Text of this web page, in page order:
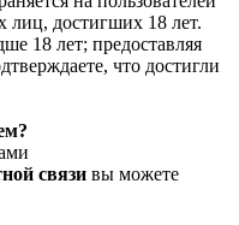
достигших 18 лет.
18 лет; предоставляя
что достигли
связи вы можете